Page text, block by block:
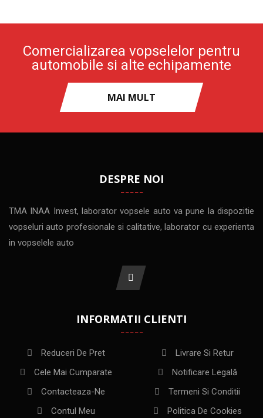
Comercializarea vopselelor pentru
automobile si alte echipamente
MAI MULT
DESPRE NOI
TMA INAA Invest, laborator vopsele auto va pune la dispozitie
vopseluri auto profesionale si calitative, laborator cu experienta
in vopselele auto
INFORMATII CLIENTI
Reduceri De Pret
Cele Mai Cumparate
Contacteaza-Ne
Contul Meu
Livrare Si Retur
Notificare Legală
Termeni Si Conditii
Politica De Cookies